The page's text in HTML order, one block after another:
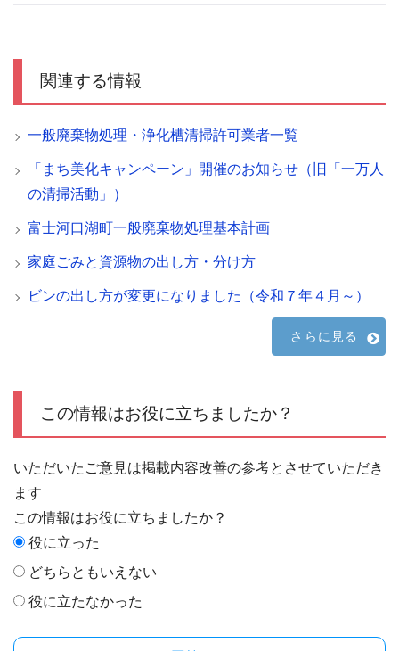
関連する情報
一般廃棄物処理・浄化槽清掃許可業者一覧
「まち美化キャンペーン」開催のお知らせ（旧「一万人
の清掃活動」）
富士河口湖町一般廃棄物処理基本計画
家庭ごみと資源物の出し方・分け方
ビンの出し方が変更になりました（令和７年４月～）
さらに見る
この情報はお役に立ちましたか？
いただいたご意見は掲載内容改善の参考とさせていただき
ます
この情報はお役に立ちましたか？
役に立った
どちらともいえない
役に立たなかった